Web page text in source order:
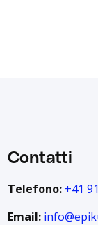
Contatti
Telefono: +41
Email: